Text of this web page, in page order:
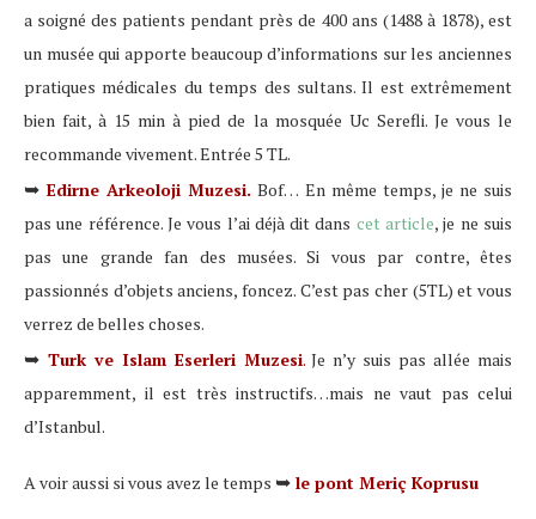
a soigné des patients pendant près de 400 ans (1488 à 1878), est
un musée qui apporte beaucoup d’informations sur les anciennes
pratiques médicales du temps des sultans. Il est extrêmement
bien fait, à 15 min à pied de la mosquée Uc Serefli. Je vous le
recommande vivement. Entrée 5 TL.
➥Edirne Arkeoloji Muzesi. Bof… En même temps, je ne suis
pas une référence. Je vous l’ai déjà dit dans cet article, je ne suis
pas une grande fan des musées. Si vous par contre, êtes
passionnés d’objets anciens, foncez. C’est pas cher (5TL) et vous
verrez de belles choses.
➥ Turk ve Islam Eserleri Muzesi.Je n’y suis pas allée mais
apparemment, il est très instructifs…mais ne vaut pas celui
d’Istanbul.
A voir aussi si vous avez le temps ➥ le pont Meriç Koprusu